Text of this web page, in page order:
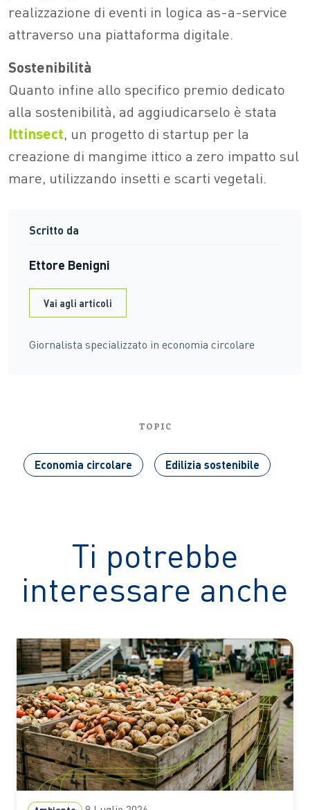
realizzazione di eventi in logica as-a-service
attraverso una piattaforma digitale.
Sostenibilità
Quanto infine allo specifico premio dedicato
alla sostenibilità, ad aggiudicarselo è stata
Ittinsect, un progetto di startup per la
creazione di mangime ittico a zero impatto sul
mare, utilizzando insetti e scarti vegetali.
Scritto da
Ettore Benigni
Vai agli articoli
Giornalista specializzato in economia circolare
TOPIC
Economia circolare Edilizia sostenibile
Ti potrebbe
interessare anche